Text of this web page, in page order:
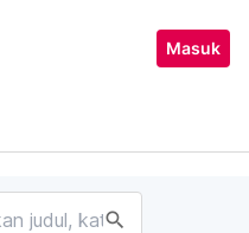
Masuk
search